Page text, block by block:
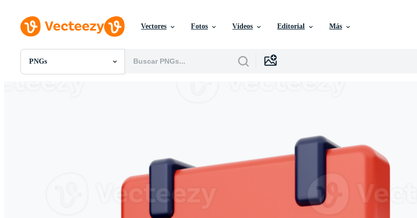
Vectores Fotos Vídeos Editorial Más
PNGs
Todas Imágenes